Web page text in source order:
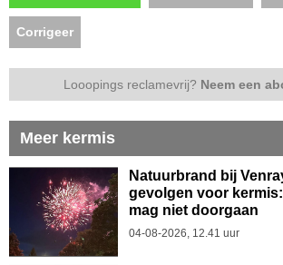
Corrigeer
Looopings reclamevrij? Neem een
Meer kermis
Natuurbrand bij
gevolgen voor
mag niet doorgaan
04-08-2026, 12.41 uur